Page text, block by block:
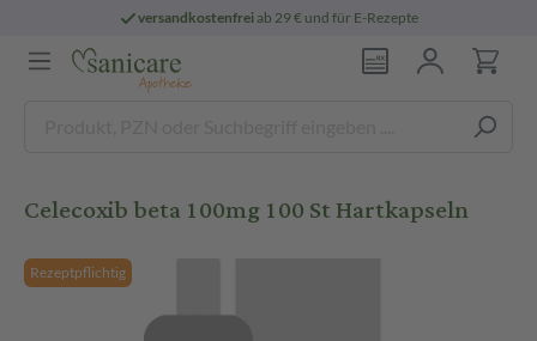
versandkostenfreiab 29 € und für E-Rezepte
Celecoxib beta 100mg 100 St Hartkapseln
Rezeptpflichtig